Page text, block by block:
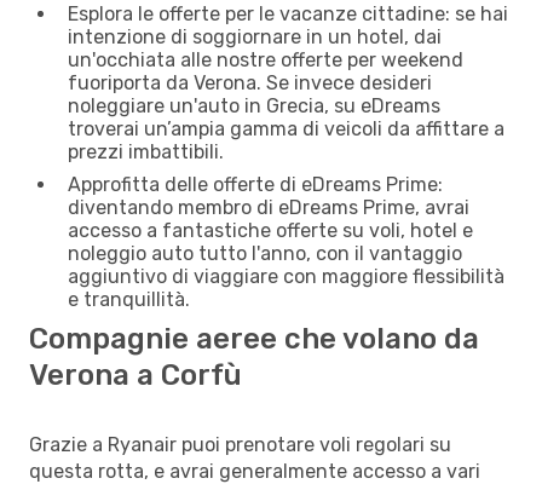
Esplora le offerte per le vacanze cittadine: se hai
intenzione di soggiornare in un hotel, dai
un'occhiata alle nostre offerte per weekend
fuoriporta da Verona. Se invece desideri
noleggiare un'auto in Grecia, su eDreams
troverai un’ampia gamma di veicoli da affittare a
prezzi imbattibili.
Approfitta delle offerte di eDreams Prime:
diventando membro di eDreams Prime, avrai
accesso a fantastiche offerte su voli, hotel e
noleggio auto tutto l'anno, con il vantaggio
aggiuntivo di viaggiare con maggiore flessibilità
e tranquillità.
Compagnie aeree che volano da
Verona a Corfù
Grazie a Ryanair puoi prenotare voli regolari su
questa rotta, e avrai generalmente accesso a vari